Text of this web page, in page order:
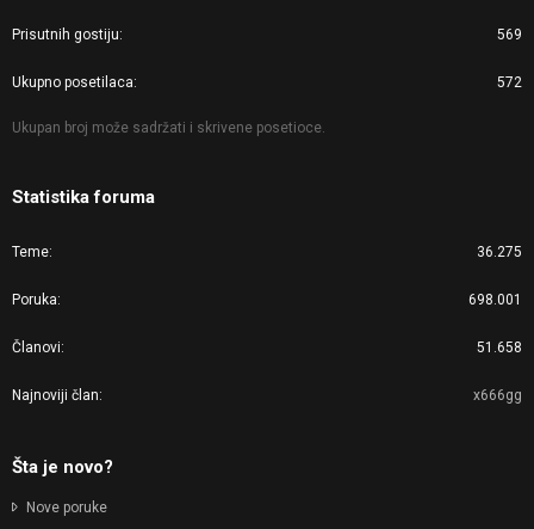
Prisutnih gostiju 569
Ukupno posetilaca 572
Ukupan broj može sadržati i skrivene posetioce.
Statistika foruma
Teme 36.275
Poruka 698.001
Članovi 51.658
Najnoviji član x666gg
Šta je novo?
Nove poruke